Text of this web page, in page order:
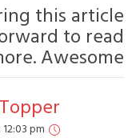
Great,
post.Really